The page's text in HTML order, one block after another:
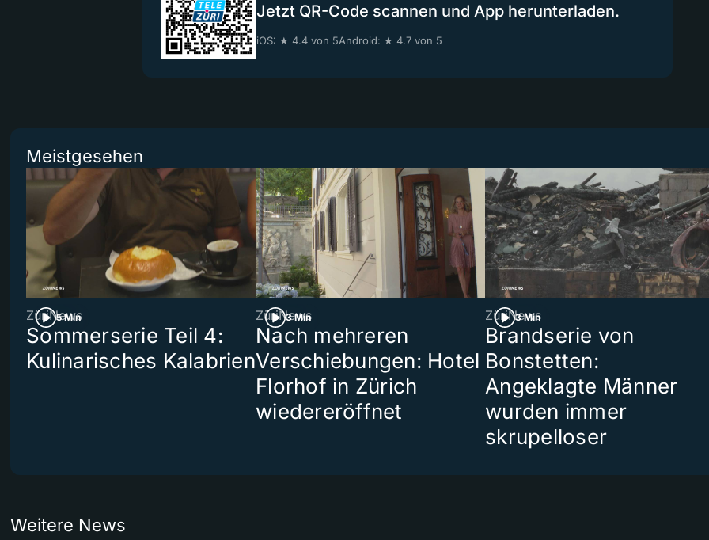
Jetzt QR-Code scannen und App herunterladen.
iOS: ★ 4.4 von 5Android: ★ 4.7 von 5
Meistgesehen
5 Min
ZüriNews
Sommerserie Teil 4:
Kulinarisches Kalabrien
3 Min
ZüriNews
Nach mehreren
Verschiebungen: Hotel
Florhof in Zürich
wiedereröffnet
3 Min
ZüriNews
Brandserie von
Bonstetten:
Angeklagte Männer
wurden immer
skrupelloser
Weitere News